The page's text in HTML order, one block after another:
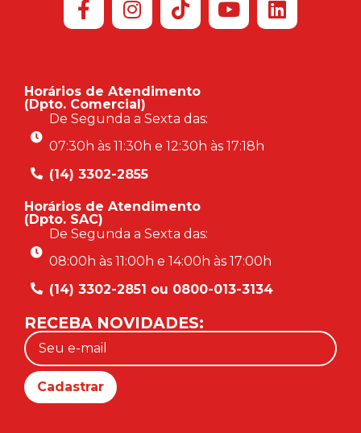
Horários de Atendimento
(Dpto. Comercial)
De Segunda a Sexta das:
07:30h às 11:30h e 12:30h às 17:18h
(14) 3302-2855
Horários de Atendimento
(Dpto. SAC)
De Segunda a Sexta das:
08:00h às 11:00h e 14:00h às 17:00h
(14) 3302-2851 ou 0800-013-3134
RECEBA NOVIDADES: